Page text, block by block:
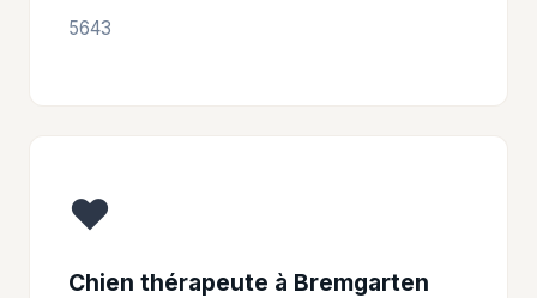
5643
❤️
Chien thérapeute à Bremgarten